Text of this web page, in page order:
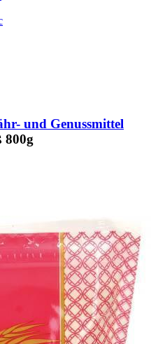
und Genussmittel
800g